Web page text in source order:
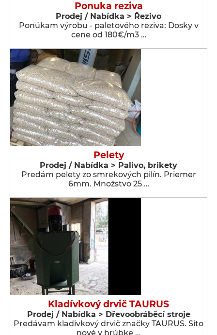
Ponuka reziva
Prodej / Nabídka > Řezivo
Ponúkam výrobu - paletového reziva: Dosky v
cene od 180€/m3 …
Pelety
Prodej / Nabídka > Palivo, brikety
Predám pelety zo smrekových pilín. Priemer
6mm. Množstvo 25 …
Kladívkový drvič TAURUS
Prodej / Nabídka > Dřevoobráběcí stroje
Predávam kladivkový drvič značky TAURUS. Sito
nové v hrúbke …